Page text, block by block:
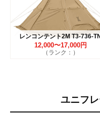
レンコンテント2M T3-736-
12,000〜17,000円
（ランク：）
ユニフ